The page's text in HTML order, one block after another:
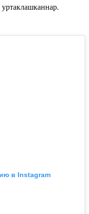
в Instagram